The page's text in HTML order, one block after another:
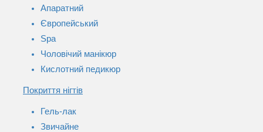
Апаратний
Європейський
Spa
Чоловічий манікюр
Кислотний педикюр
Покриття нігтів
Гель-лак
Звичайне